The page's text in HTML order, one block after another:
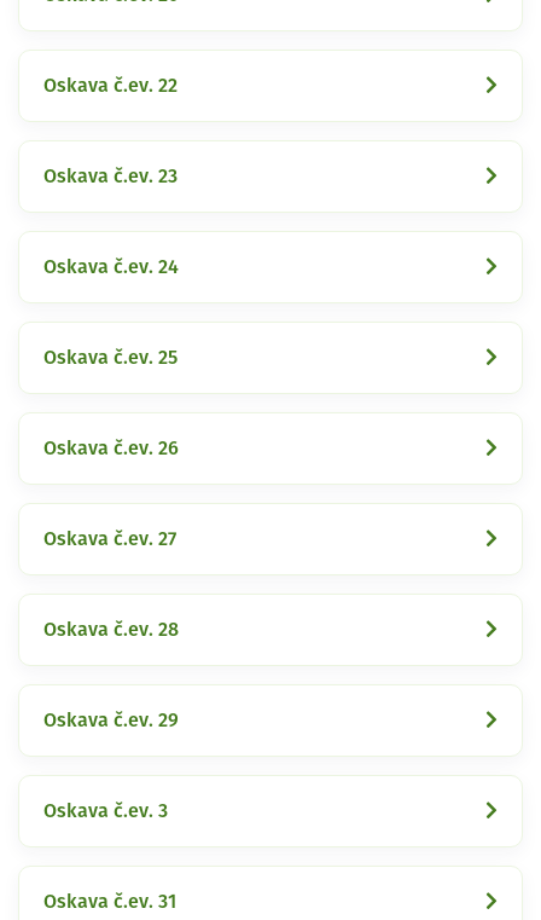
Oskava č.ev. 22
Oskava č.ev. 23
Oskava č.ev. 24
Oskava č.ev. 25
Oskava č.ev. 26
Oskava č.ev. 27
Oskava č.ev. 28
Oskava č.ev. 29
Oskava č.ev. 3
Oskava č.ev. 31